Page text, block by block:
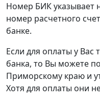
Номер БИК указывает
номер расчетного
банке.
Если для оплаты у Вас
банка, то Вы можете
Приморскому краю и
Хотя для оплаты они